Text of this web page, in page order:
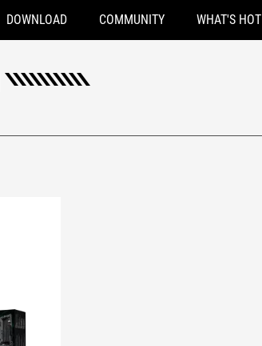
DOWNLOAD COMMUNITY WHAT'S HOT